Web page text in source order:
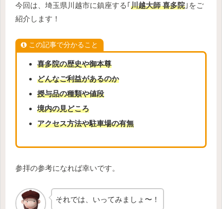
今回は、埼玉県川越市に鎮座する｢川越大師 喜多院｣をご
紹介します！
この記事で分かること
喜多院の歴史や御本尊
どんなご利益があるのか
授与品の種類や値段
境内の見どころ
アクセス方法や駐車場の有無
参拝の参考になれば幸いです。
それでは、いってみましょ〜！